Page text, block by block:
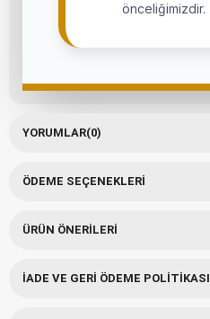
önceliğimizdir.
YORUMLAR(0)
ÖDEME SEÇENEKLERI
ÜRÜN ÖNERILERI
İADE VE GERI ÖDEME POLITIKASI